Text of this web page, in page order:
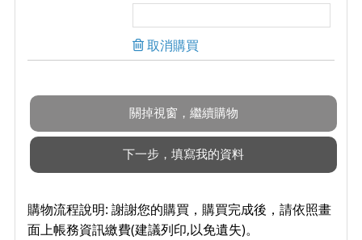
取消購買
購物流程說明: 謝謝您的購買，購買完成後，請依照畫
面上帳務資訊繳費(建議列印,以免遺失)。